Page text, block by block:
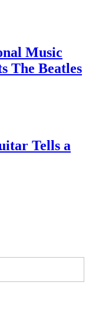
Music
The Beatles
Tells a